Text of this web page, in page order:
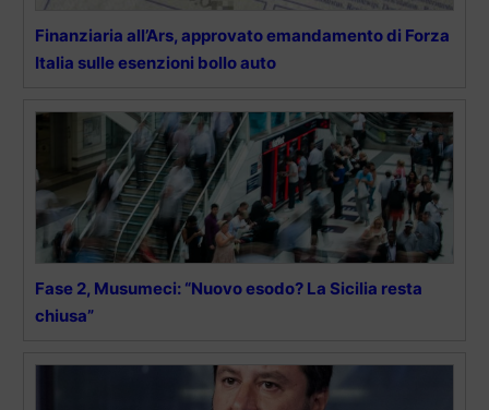
Finanziaria all’Ars, approvato emandamento di Forza
Italia sulle esenzioni bollo auto
Fase 2, Musumeci: “Nuovo esodo? La Sicilia resta
chiusa”